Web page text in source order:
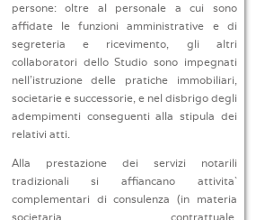
persone: oltre al personale a cui sono
affidate le funzioni amministrative e di
segreteria e ricevimento, gli altri
collaboratori dello Studio sono impegnati
nell’istruzione delle pratiche immobiliari,
societarie e successorie, e nel disbrigo degli
adempimenti conseguenti alla stipula dei
relativi atti.
Alla prestazione dei servizi notarili
tradizionali si affiancano attivita`
complementari di consulenza (in materia
societaria, contrattuale,